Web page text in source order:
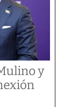
y